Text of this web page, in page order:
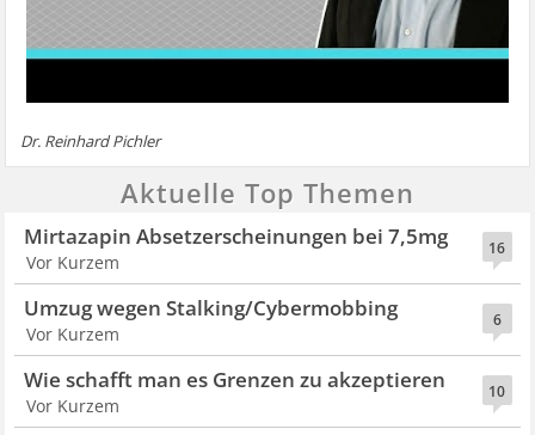
Dr. Reinhard Pichler
Aktuelle Top Themen
16
Mirtazapin Absetzerscheinungen bei 7,5mg
Vor Kurzem
6
Umzug wegen Stalking/Cybermobbing
Vor Kurzem
10
Wie schafft man es Grenzen zu akzeptieren
Vor Kurzem